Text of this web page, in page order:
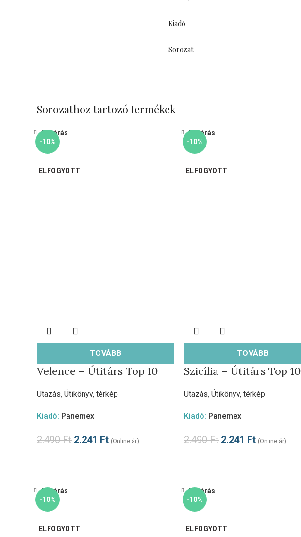
Kiadó
Sorozat
Sorozathoz tartozó termékek
-10%
ELFOGYOTT
TOVÁBB
Bezárás
Velence – Útitárs Top 10
Utazás, Útikönyv, térkép
Kiadó: Panemex
2.490Ft 2.241 Ft (Online ár)
-10%
ELFOGYOTT
TOVÁBB
Bezárás
Szicília – Útitárs Top 10
Utazás, Útikönyv, térkép
Kiadó: Panemex
2.490Ft 2.241 Ft (Online ár)
-10%
ELFOGYOTT
Bezárás
-10%
ELFOGYOTT
Bezárás